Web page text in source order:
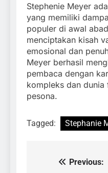
Stephenie Meyer
yang memiliki
populer di awal
menciptakan kisah
emosional dan
Meyer berhasil
pembaca dengan
kompleks dan dunia
pesona.
Tagged: Stephanie
NavigasiPrevious: